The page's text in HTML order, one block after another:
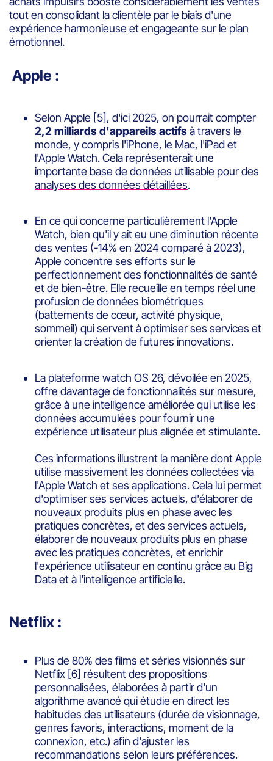
tout en consolidant la clientèle par le biais d'une
expérience harmonieuse et engageante sur le plan
émotionnel.
Apple :
Selon Apple [5], d'ici 2025, on pourrait compter
2,2 milliards d'appareils actifsà travers le
monde, y compris l'iPhone, le Mac, l'iPad et
l'Apple Watch. Cela représenterait une
importante base de données utilisable pour des
analyses des données détaillées.
En ce qui concerne particulièrement l'Apple
Watch, bien qu'il y ait eu une diminution récente
des ventes (-14% en 2024 comparé à 2023),
Apple concentre ses efforts sur le
perfectionnement des fonctionnalités de santé
et de bien-être. Elle recueille en temps réel une
profusion de données biométriques
(battements de cœur, activité physique,
sommeil) qui servent à optimiser ses services et
orienter la création de futures innovations.
La plateforme watch OS 26, dévoilée en 2025,
offre davantage de fonctionnalités sur mesure,
grâce à une intelligence améliorée qui utilise les
données accumulées pour fournir une
expérience utilisateur plus alignée et stimulante.
Ces informations illustrent la manière dont Apple
utilise massivement les données collectées via
l'Apple Watch et ses applications. Cela lui permet
d'optimiser ses services actuels, d'élaborer de
nouveaux produits plus en phase avec les
pratiques concrètes, et des services actuels,
élaborer de nouveaux produits plus en phase
avec les pratiques concrètes, et enrichir
l'expérience utilisateur en continu grâce au Big
Data et à l'intelligence artificielle.
Netflix :
Plus de 80% des films et séries visionnés sur
Netflix [6] résultent des propositions
personnalisées, élaborées à partir d'un
algorithme avancé qui étudie en direct les
habitudes des utilisateurs (durée de visionnage,
genres favoris, interactions, moment de la
connexion, etc.) afin d'ajuster les
recommandations selon leurs préférences.